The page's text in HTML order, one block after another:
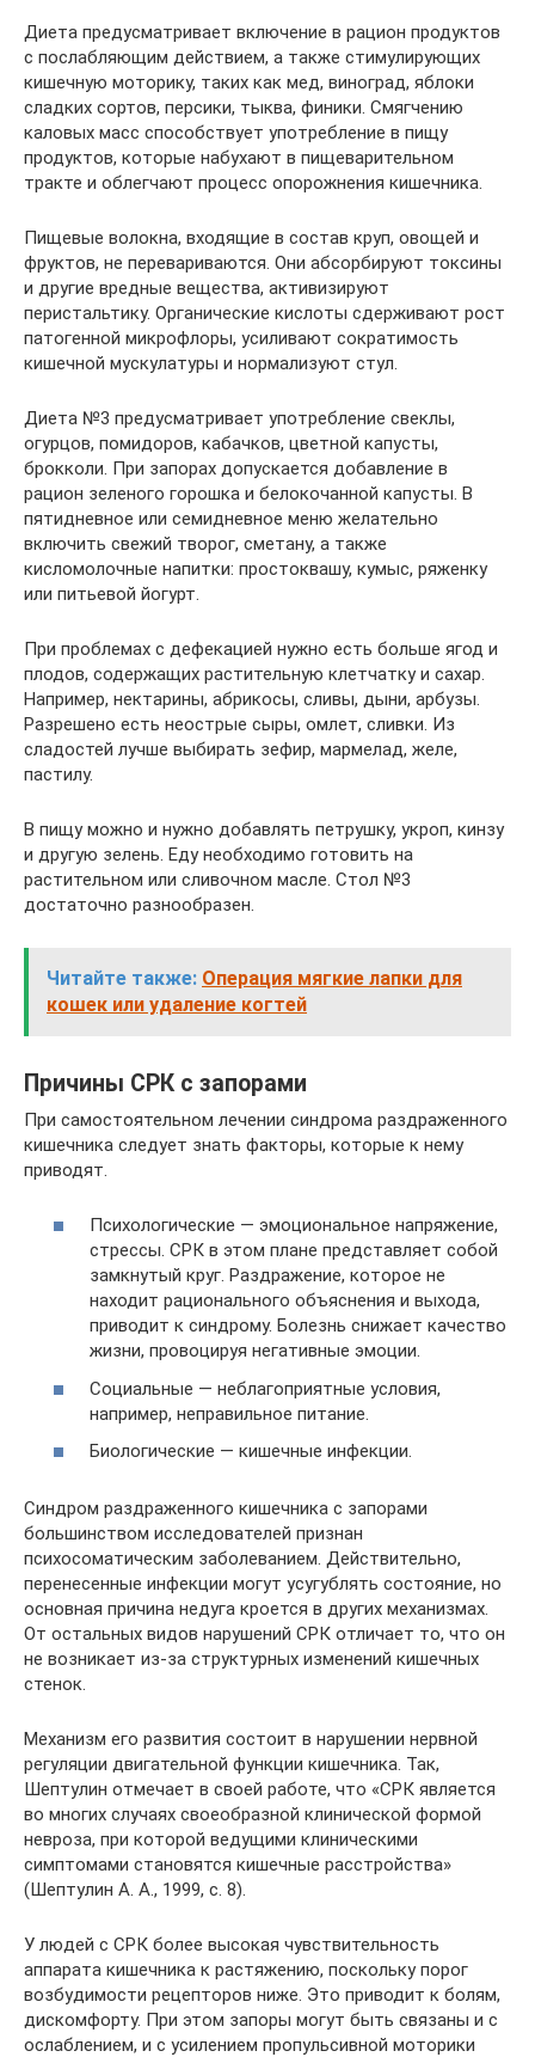
Диета предусматривает включение в рацион продуктов
с послабляющим действием, а также стимулирующих
кишечную моторику, таких как мед, виноград, яблоки
сладких сортов, персики, тыква, финики. Смягчению
каловых масс способствует употребление в пищу
продуктов, которые набухают в пищеварительном
тракте и облегчают процесс опорожнения кишечника.
Пищевые волокна, входящие в состав круп, овощей и
фруктов, не перевариваются. Они абсорбируют токсины
и другие вредные вещества, активизируют
перистальтику. Органические кислоты сдерживают рост
патогенной микрофлоры, усиливают сократимость
кишечной мускулатуры и нормализуют стул.
Диета №3 предусматривает употребление свеклы,
огурцов, помидоров, кабачков, цветной капусты,
брокколи. При запорах допускается добавление в
рацион зеленого горошка и белокочанной капусты. В
пятидневное или семидневное меню желательно
включить свежий творог, сметану, а также
кисломолочные напитки: простоквашу, кумыс, ряженку
или питьевой йогурт.
При проблемах с дефекацией нужно есть больше ягод и
плодов, содержащих растительную клетчатку и сахар.
Например, нектарины, абрикосы, сливы, дыни, арбузы.
Разрешено есть неострые сыры, омлет, сливки. Из
сладостей лучше выбирать зефир, мармелад, желе,
пастилу.
В пищу можно и нужно добавлять петрушку, укроп, кинзу
и другую зелень. Еду необходимо готовить на
растительном или сливочном масле. Стол №3
достаточно разнообразен.
Читайте также: Операция мягкие лапки для
кошек или удаление когтей
Причины СРК с запорами
При самостоятельном лечении синдрома раздраженного
кишечника следует знать факторы, которые к нему
приводят.
Психологические — эмоциональное напряжение,
стрессы. СРК в этом плане представляет собой
замкнутый круг. Раздражение, которое не
находит рационального объяснения и выхода,
приводит к синдрому. Болезнь снижает качество
жизни, провоцируя негативные эмоции.
Социальные — неблагоприятные условия,
например, неправильное питание.
Биологические — кишечные инфекции.
Синдром раздраженного кишечника с запорами
большинством исследователей признан
психосоматическим заболеванием. Действительно,
перенесенные инфекции могут усугублять состояние, но
основная причина недуга кроется в других механизмах.
От остальных видов нарушений СРК отличает то, что он
не возникает из-за структурных изменений кишечных
стенок.
Механизм его развития состоит в нарушении нервной
регуляции двигательной функции кишечника. Так,
Шептулин отмечает в своей работе, что «СРК является
во многих случаях своеобразной клинической формой
невроза, при которой ведущими клиническими
симптомами становятся кишечные расстройства»
(Шептулин А. А., 1999, с. 8).
У людей с СРК более высокая чувствительность
аппарата кишечника к растяжению, поскольку порог
возбудимости рецепторов ниже. Это приводит к болям,
дискомфорту. При этом запоры могут быть связаны и с
ослаблением, и с усилением пропульсивной моторики